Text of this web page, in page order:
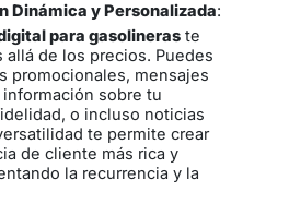
Dinámica y Personalizada:
para gasolineraste
allá de los precios. Puedes
promocionales, mensajes
sobre tu
o incluso noticias
te permite crear
de cliente más rica y
la recurrencia y la